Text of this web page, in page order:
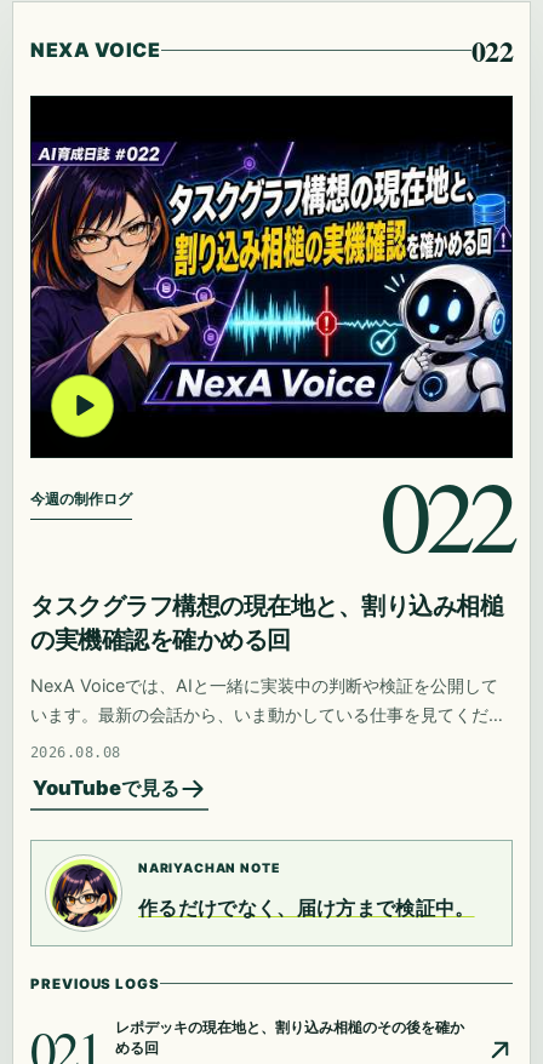
NEXA VOICE 022
今週の制作ログ 022
タスクグラフ構想の現在地と、割り込み相槌
の実機確認を確かめる回
NexA Voiceでは、AIと一緒に実装中の判断や検証を公開して
います。最新の会話から、いま動かしている仕事を見てくださ
い。
2026.08.08
YouTubeで見る
NARIYACHAN NOTE
作るだけでなく、届け方まで検証中。
PREVIOUS LOGS
021
レポデッキの現在地と、割り込み相槌のその後を確か
める回